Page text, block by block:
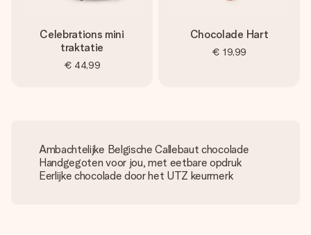
Celebrations mini
traktatie
€ 44,99
Chocolade Hart
€ 19,99
Ambachtelijke Belgische Callebaut chocolade
Handgegoten voor jou, met eetbare opdruk
Eerlijke chocolade door het UTZ keurmerk